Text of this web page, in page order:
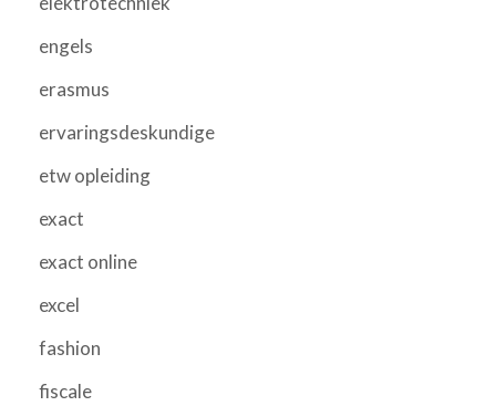
engels
erasmus
ervaringsdeskundige
etw opleiding
exact
exact online
excel
fashion
fiscale